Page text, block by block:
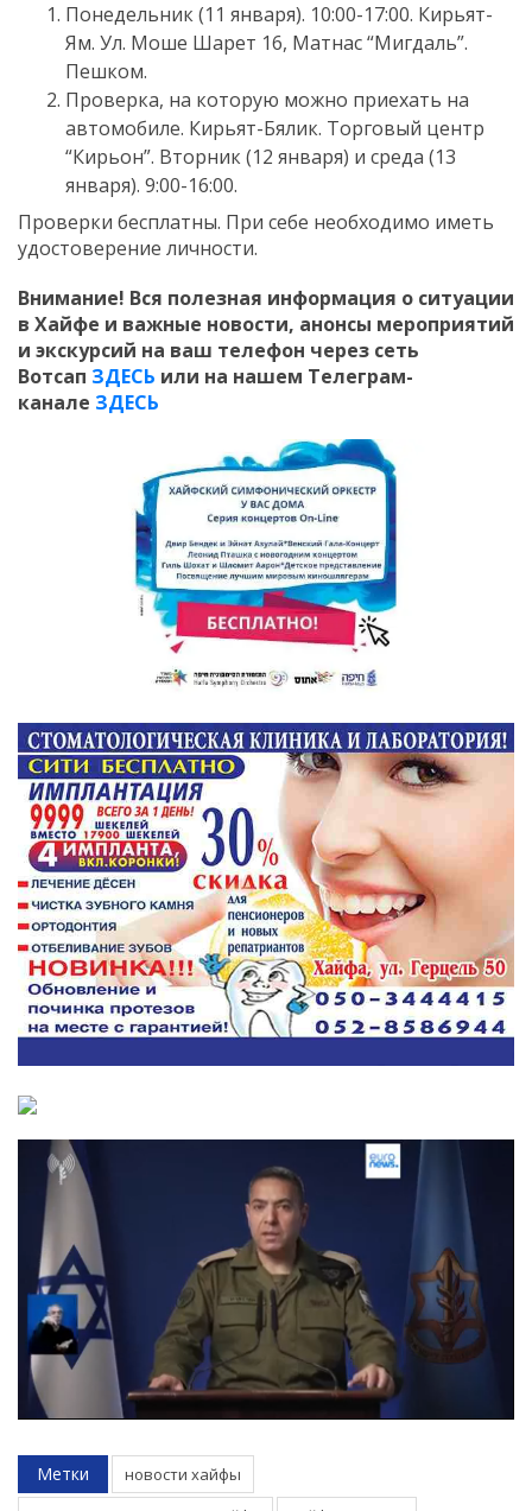
Понедельник (11 января). 10:00-17:00. Кирьят-
Ям. Ул. Моше Шарет 16, Матнас “Мигдаль”.
Пешком.
Проверка, на которую можно приехать на
автомобиле. Кирьят-Бялик. Торговый центр
“Кирьон”. Вторник (12 января) и среда (13
января). 9:00-16:00.
Проверки бесплатны. При себе необходимо иметь
удостоверение личности.
Внимание! Вся полезная информация о ситуации
в Хайфе и важные новости, анонсы мероприятий
и экскурсий на ваш телефон через сеть
Вотсап ЗДЕСЬ или на нашем Телеграм-
канале ЗДЕСЬ
Метки
новости хайфы